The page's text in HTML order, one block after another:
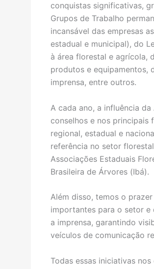
conquistas significativas,
Grupos de Trabalho
incansável das empresas
estadual e municipal), do
à área florestal e agrícola,
produtos e equipamentos,
imprensa, entre outros.
A cada ano, a influência
conselhos e nos principais
regional, estadual e
referência no setor
Associações Estaduais
Brasileira de Árvores (Ibá).
Além disso, temos o
importantes para o setor e
a imprensa, garantindo
veículos de comunicação
Todas essas iniciativas